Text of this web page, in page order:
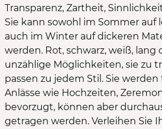
Transparenz, Zartheit,
Sie kann sowohl im Sommer auf
auch im Winter auf dickeren
werden. Rot, schwarz, weiß, lang
unzählige Möglichkeiten, sie zu
passen zu jedem Stil. Sie
Anlässe wie Hochzeiten,
bevorzugt, können aber
getragen werden. Verleihen Sie